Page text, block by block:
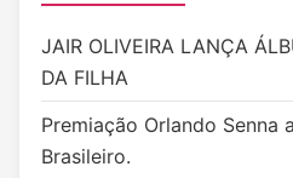
JAIR OLIVEIRA LANÇA
DA FILHA
Premiação Orlando Senna
Brasileiro.